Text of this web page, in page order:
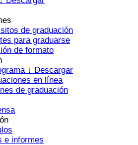
de graduación
para graduarse
de formato
↓ Descargar
en línea
de graduación
e informes